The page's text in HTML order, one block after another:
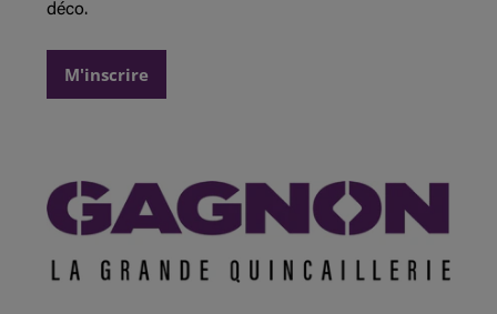
déco.
M'inscrire